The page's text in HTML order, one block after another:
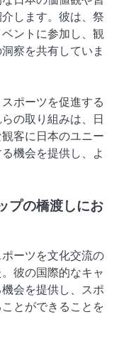
します。彼は、祭
ントに参加し、観
察を共有していま
ポーツを促進する
の取り組みは、日
客に日本のユニー
機会を提供し、よ
プの橋渡しにお
ーツを文化交流の
彼の国際的なキャ
会を提供し、スポ
とができることを